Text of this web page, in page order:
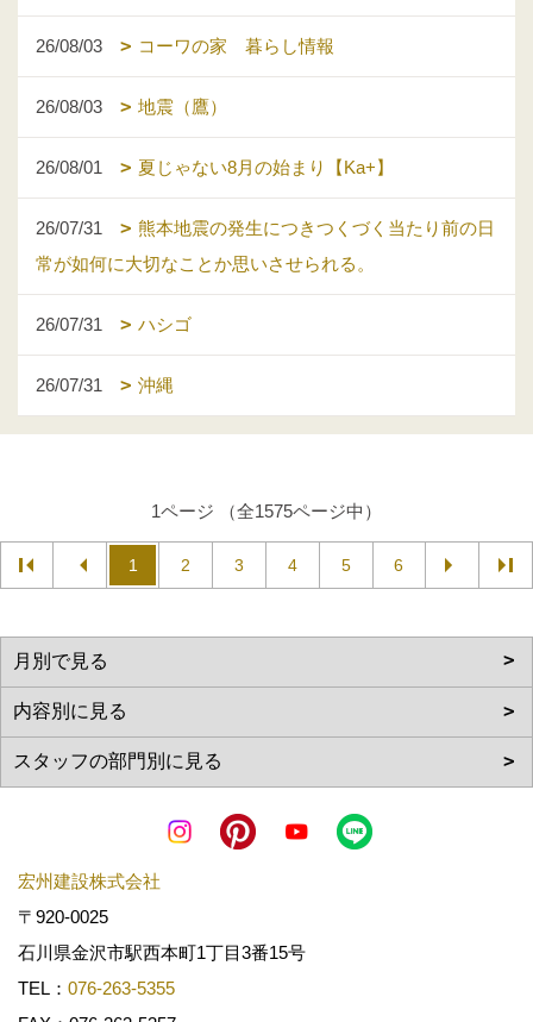
26/08/03 コーワの家 暮らし情報
26/08/03 地震（鷹）
26/08/01 夏じゃない8月の始まり【Ka+】
26/07/31
熊本地震の発生につきつくづく当たり前の日
常が如何に大切なことか思いさせられる。
26/07/31 ハシゴ
26/07/31 沖縄
1ページ （全1575ページ中）
1 2 3 4 5 6
宏州建設株式会社
〒920-0025
石川県金沢市駅西本町1丁目3番15号
TEL： 076-263-5355